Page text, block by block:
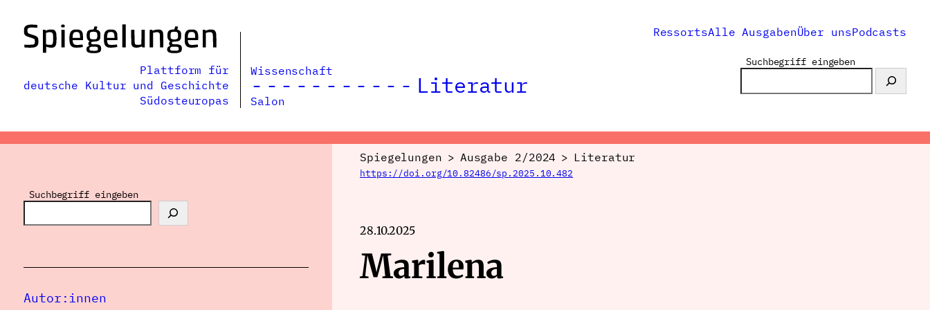
Inhalt
springen
Plattform für
deutsche Kultur und Geschichte
Südosteuropas
Wissenschaft
Literatur
Salon
RessortsAlle AusgabenÜber unsPodcasts
Suchbegriff eingeben
Suchbegriff eingeben
Autor:innen
Spiegelungen > Ausgabe 2/2024 > Literatur
https://doi.org/10.82486/sp.2025.10.482
28.10.2025
Marilena